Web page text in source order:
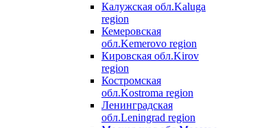
Калужская обл.Kaluga
region
Кемеровская
обл.Kemerovo region
Кировская обл.Kirov
region
Костромская
обл.Kostroma region
Ленинградская
обл.Leningrad region